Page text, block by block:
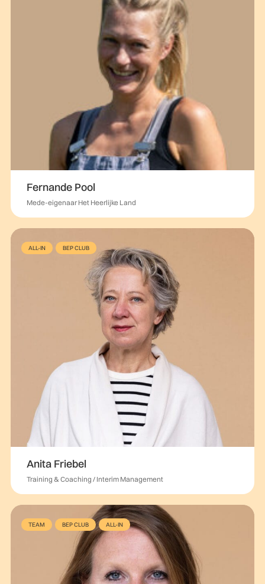
Fernande Pool
Mede-eigenaar Het Heerlijke Land
ALL-IN BEP CLUB
Anita Friebel
Training & Coaching / Interim Management
TEAM BEP CLUB ALL-IN